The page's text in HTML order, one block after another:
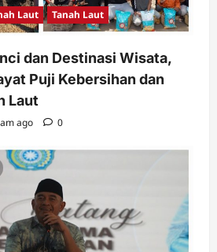
Laut Tanah Laut
dan Destinasi Wisata,
Puji Kebersihan dan
Laut
ago 0